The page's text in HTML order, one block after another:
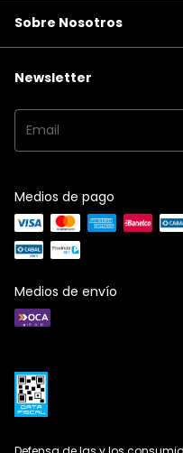
Sobre Nosotros
Newsletter
Medios de pago
Medios de envío